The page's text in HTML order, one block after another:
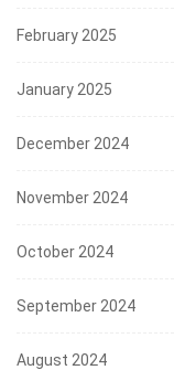
February 2025
January 2025
December 2024
November 2024
October 2024
September 2024
August 2024